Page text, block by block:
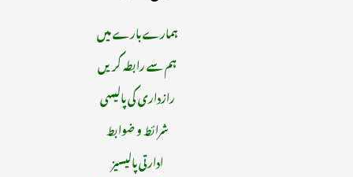
ہمارے بارے میں
ہم سے رابطہ کریں
رازداری کی پالیسی
شرائط و ضوابط
ادارتی پالیسیز